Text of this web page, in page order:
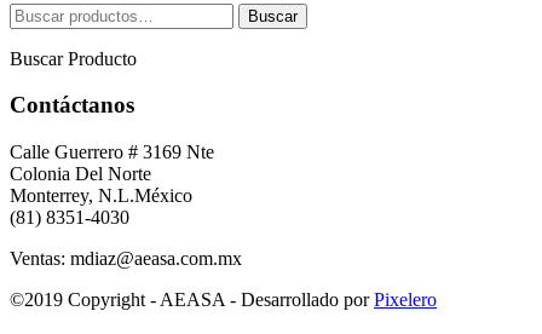
Buscar
por:
Buscar
Buscar Producto
Contáctanos
Calle Guerrero # 3169 Nte
Colonia Del Norte
Monterrey, N.L.México
(81) 8351-4030
Ventas: mdiaz@aeasa.com.mx
©2019 Copyright - AEASA - Desarrollado porPixelero